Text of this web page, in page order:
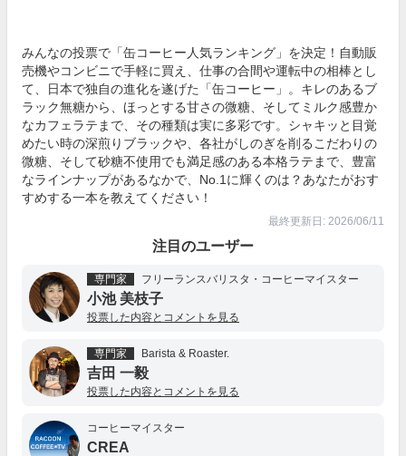
みんなの投票で「缶コーヒー人気ランキング」を決定！自動販
売機やコンビニで手軽に買え、仕事の合間や運転中の相棒とし
て、日本で独自の進化を遂げた「缶コーヒー」。キレのあるブ
ラック無糖から、ほっとする甘さの微糖、そしてミルク感豊か
なカフェラテまで、その種類は実に多彩です。シャキッと目覚
めたい時の深煎りブラックや、各社がしのぎを削るこだわりの
微糖、そして砂糖不使用でも満足感のある本格ラテまで、豊富
なラインナップがあるなかで、No.1に輝くのは？あなたがおす
すめする一本を教えてください！
最終更新日: 2026/06/11
注目のユーザー
専門家 フリーランスバリスタ・コーヒーマイスター
小池 美枝子
投票した内容とコメントを見る
専門家 Barista & Roaster.
吉田 一毅
投票した内容とコメントを見る
コーヒーマイスター
CREA